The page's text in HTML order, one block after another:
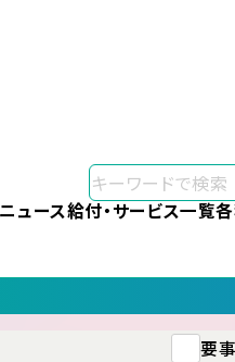
ュース給付・サービス一覧
要